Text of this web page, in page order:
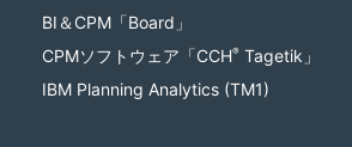
BI＆CPM「Board」
CPMソフトウェア「CCH® Tagetik」
IBM Planning Analytics (TM1)